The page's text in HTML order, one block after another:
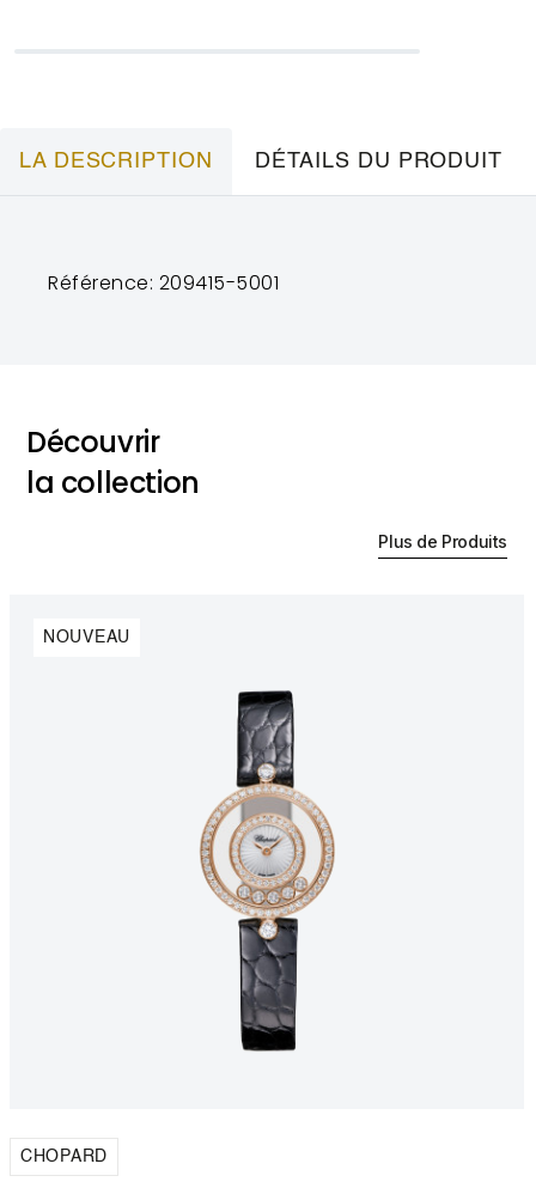
LA DESCRIPTION DÉTAILS DU PRODUIT
Référence: 209415-5001
Découvrir
la collection
Plus de Produits
CHOPARD
NOUVEAU